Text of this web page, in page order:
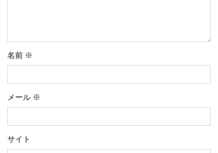
名前 ※
メール ※
サイト